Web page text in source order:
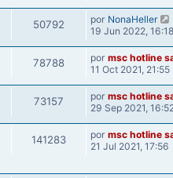
50792 por NonaHeller
19 Jun 2022, 16:18
78788 por msc hotline
11 Oct 2021, 21:55
73157 por msc hotline
29 Sep 2021,
141283 por msc hotline
21 Jul 2021, 17:56